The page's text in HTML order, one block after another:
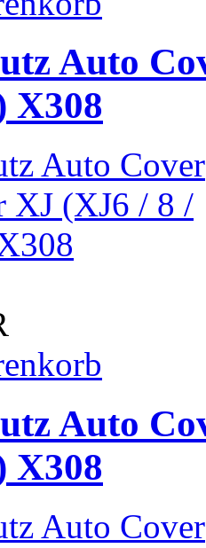
Auto
X308
Auto
X308